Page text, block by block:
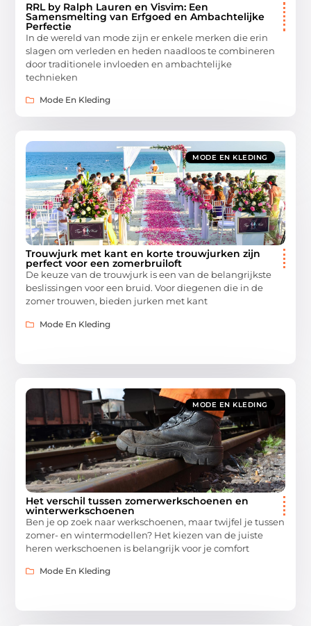
RRL by Ralph Lauren en Visvim: Een
Samensmelting van Erfgoed en Ambachtelijke
Perfectie
In de wereld van mode zijn er enkele merken die erin
slagen om verleden en heden naadloos te combineren
door traditionele invloeden en ambachtelijke
technieken
Mode En Kleding
MODE EN KLEDING
Trouwjurk met kant en korte trouwjurken zijn
perfect voor een zomerbruiloft
De keuze van de trouwjurk is een van de belangrijkste
beslissingen voor een bruid. Voor diegenen die in de
zomer trouwen, bieden jurken met kant
Mode En Kleding
MODE EN KLEDING
Het verschil tussen zomerwerkschoenen en
winterwerkschoenen
Ben je op zoek naar werkschoenen, maar twijfel je tussen
zomer- en wintermodellen? Het kiezen van de juiste
heren werkschoenen is belangrijk voor je comfort
Mode En Kleding